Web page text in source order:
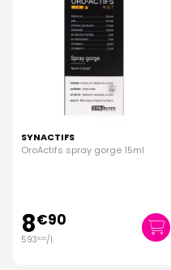
SYNACTIFS
OroActifs spray gorge 15ml
8€90
593€33/l.